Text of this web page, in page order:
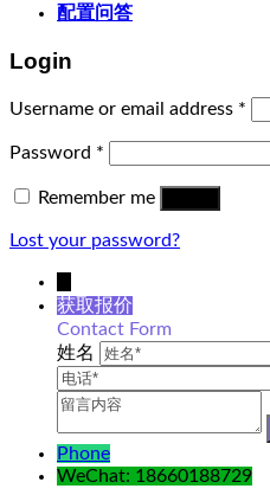
配置问答
Login
Username or email address *
Password *
Remember me
Lost your password?
获取报价
Contact Form
姓名
Phone
WeChat: 18660188729